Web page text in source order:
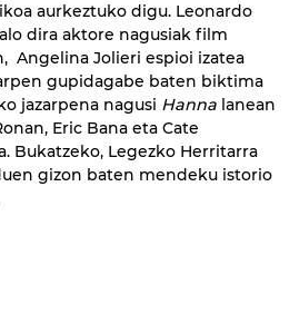
aurkeztuko digu. Leonardo
dira aktore nagusiak film
Angelina Jolieri espioi izatea
gupidagabe baten biktima
jazarpena nagusi Hanna lanean
Eric Bana eta Cate
Bukatzeko, Legezko Herritarra
gizon baten mendeku istorio